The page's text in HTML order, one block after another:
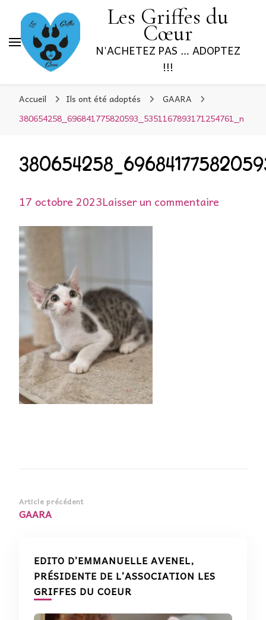
Les Griffes du
Cœur
N'ACHETEZ PAS … ADOPTEZ
!!!
Accueil Ils ont été adoptés
GAARA
380654258_696841775820593_5351167893171254761_n
17 octobre 2023Laisser un commentaire
Navigation
d’article
Article précédent
GAARA
EDITO D’EMMANUELLE AVENEL,
PRÉSIDENTE DE L’ASSOCIATION LES
GRIFFES DU COEUR